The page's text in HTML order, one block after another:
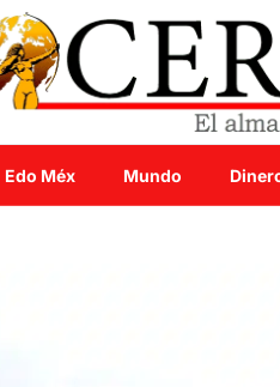
Edo Méx Mundo